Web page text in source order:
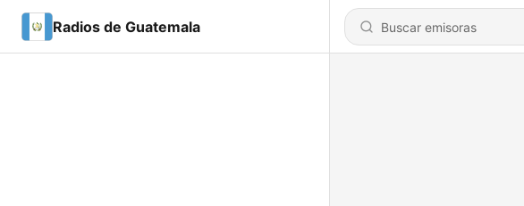
Radios de Guatemala